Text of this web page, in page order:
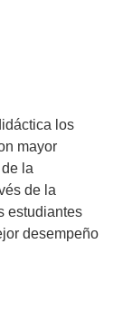
los
mayor
la
de la
estudiantes
desempeño